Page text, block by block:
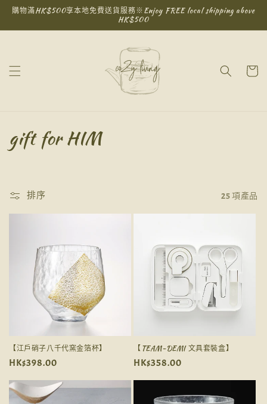
跳至內
購物滿HK$500享本地免費送貨服務※Enjoy FREE local shipping above
HK$500
物
商
列
gift for HIM
排序 25 項產品
【江戶硝子八千代窯金箔杯】
定
價
HK$398.00
【TEAM-DEMI 文具套裝盒】
定
價
HK$358.00